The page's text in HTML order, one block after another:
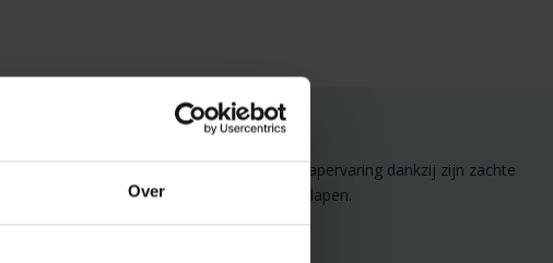
Over
Dit dekbed biedt een ongeëvenaarde slaapervaring dankzij zijn zachte
zodat u elke nacht heerlijk kunt slapen.